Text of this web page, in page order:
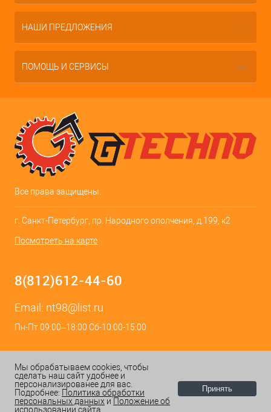
НАШИ ПРЕДЛОЖЕНИЯ
ПОМОЩЬ И СЕРВИСЫ
Все права защищены.
г. Санкт-Петербург, пр. Народного ополчения, д.199, к2
Посмотреть на карте
8(812)612-44-60
Email: nt98@list.ru
Пн-Пт 09:00–18:00 Сб-10:00-15:00
ИЗБРАННОЕ
Мы обрабатываем cookies, чтобы
сделать наш сайт удобнее и
персонализированее для вас.
Подробнее: Политика обработки
персональных данных и Положение об
использовании сайта.
Принять